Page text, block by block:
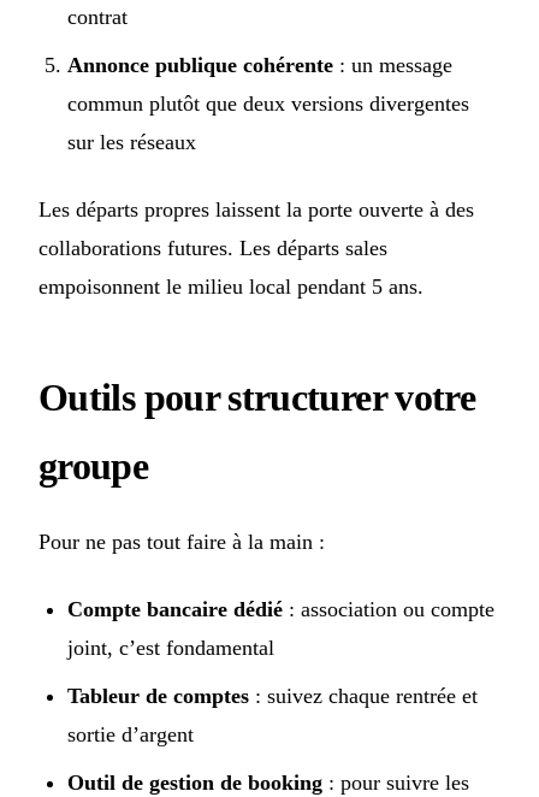
contrat
Annonce publique cohérente : un message
commun plutôt que deux versions divergentes
sur les réseaux
Les départs propres laissent la porte ouverte à des
collaborations futures. Les départs sales
empoisonnent le milieu local pendant 5 ans.
Outils pour structurer votre
groupe
Pour ne pas tout faire à la main :
Compte bancaire dédié : association ou compte
joint, c’est fondamental
Tableur de comptes : suivez chaque rentrée et
sortie d’argent
Outil de gestion de booking : pour suivre les